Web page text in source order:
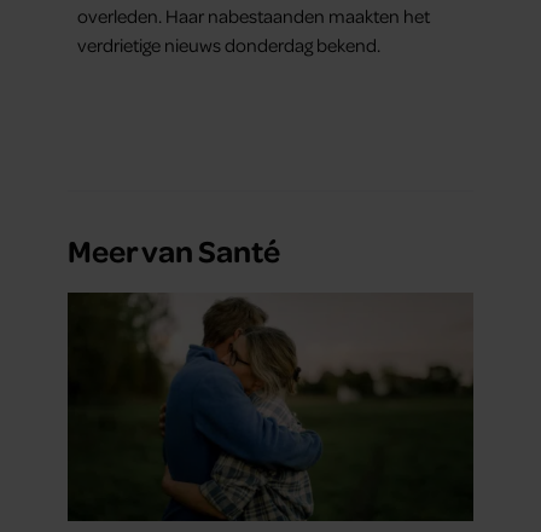
overleden. Haar nabestaanden maakten het
verdrietige nieuws donderdag bekend.
Meer van Santé